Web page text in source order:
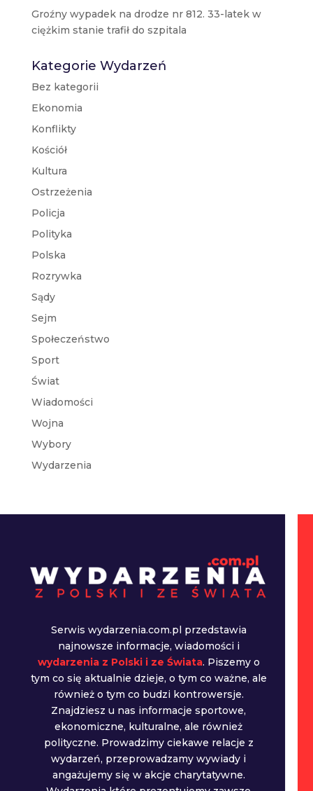
Groźny wypadek na drodze nr 812. 33-latek w
ciężkim stanie trafił do szpitala
Kategorie Wydarzeń
Bez kategorii
Ekonomia
Konflikty
Kościół
Kultura
Ostrzeżenia
Policja
Polityka
Polska
Rozrywka
Sądy
Sejm
Społeczeństwo
Sport
Świat
Wiadomości
Wojna
Wybory
Wydarzenia
Serwis wydarzenia.com.pl przedstawia
najnowsze informacje, wiadomości i
wydarzenia z Polski i ze Świata. Piszemy o
tym co się aktualnie dzieje, o tym co ważne, ale
również o tym co budzi kontrowersje.
Znajdziesz u nas informacje sportowe,
ekonomiczne, kulturalne, ale również
polityczne. Prowadzimy ciekawe relacje z
wydarzeń, przeprowadzamy wywiady i
angażujemy się w akcje charytatywne.